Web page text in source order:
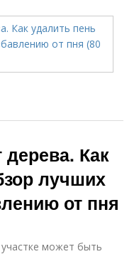
дерева. Как
лучших
от пня
может быть